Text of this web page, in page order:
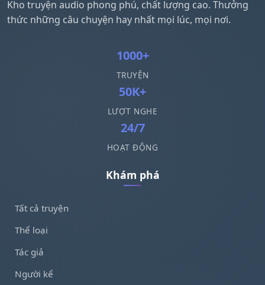
Kho truyện audio phong phú, chất lượng cao. Thưởng
thức những câu chuyện hay nhất mọi lúc, mọi nơi.
1000+
TRUYỆN
50K+
LƯỢT NGHE
24/7
HOẠT ĐỘNG
Khám phá
Tất cả truyện
Thể loại
Tác giả
Người kể